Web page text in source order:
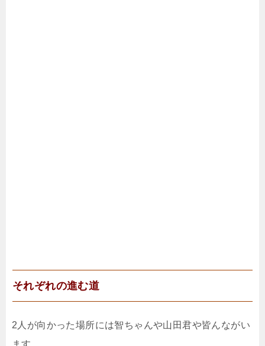
それぞれの進む道
2人が向かった場所には智ちゃんや山田君や皆んながい